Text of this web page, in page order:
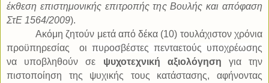
έκθεση επιστημονικής επιτροπής της Βουλής και απόφαση
ΣτΕ 1564/2009).
Ακόμη ζητούν μετά από δέκα (10) τουλάχιστον χρόνια
προϋπηρεσίας
οι πυροσβέστες πενταετούς υποχρέωσης
να υποβληθούν σε ψυχοτεχνική αξιολόγηση για την
πιστοποίηση της ψυχικής τους κατάστασης, αφήνοντας